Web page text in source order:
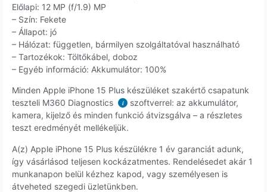
Előlapi: 12 MP (f/1.9) MP
– Szín: Fekete
– Állapot: jó
– Hálózat: független, bármilyen szolgáltatóval használható
– Tartozékok: Töltőkábel, doboz
– Egyéb információ: Akkumulátor: 100%
Minden Apple iPhone 15 Plus készüléket szakértő csapatunk
teszteli M360 Diagnostics
i
szoftverrel: az akkumulátor,
kamera, kijelző és minden funkció átvizsgálva – a részletes
teszt eredményét mellékeljük.
A(z) Apple iPhone 15 Plus készülékre 1 év garanciát adunk,
így vásárlásod teljesen kockázatmentes. Rendelésedet akár 1
munkanapon belül kézhez kapod, vagy személyesen is
átveheted szegedi üzletünkben.